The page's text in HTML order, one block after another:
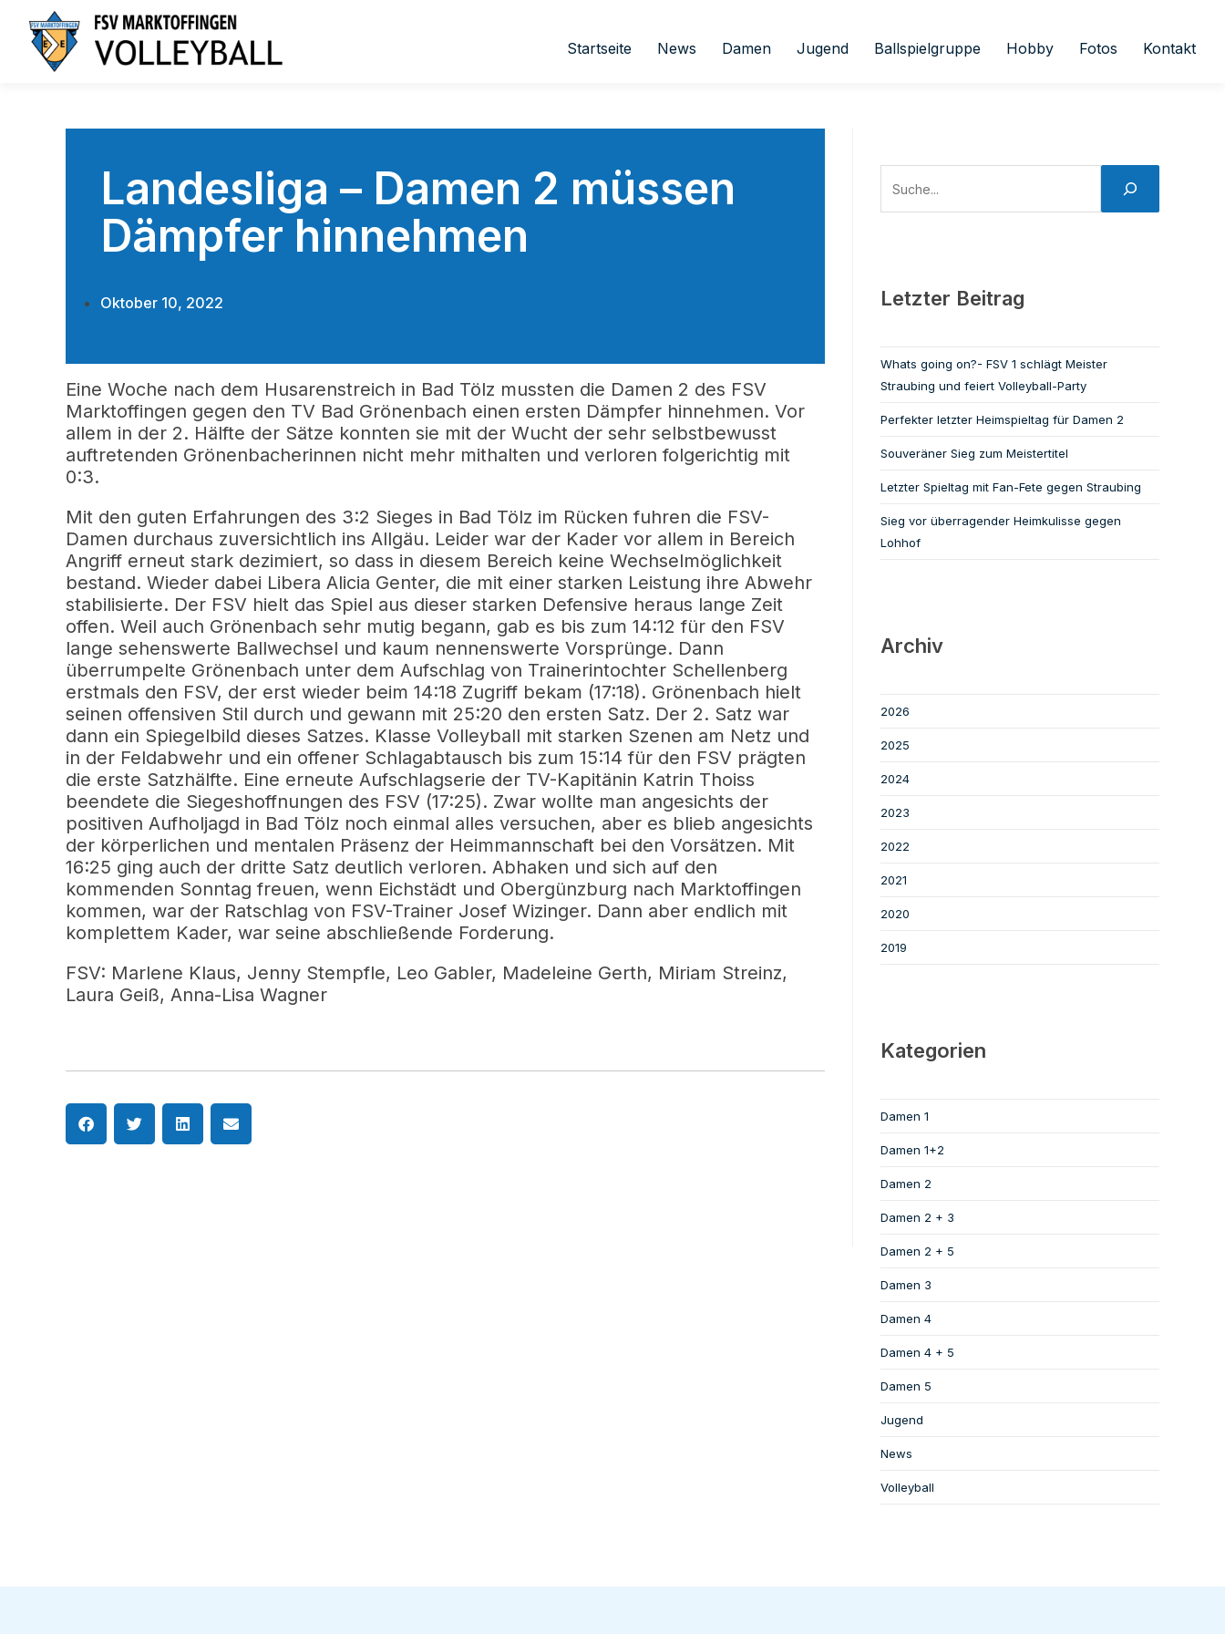
Startseite News Damen Jugend Ballspielgruppe Hobby Fotos Kontakt
Landesliga – Damen 2 müssen
Dämpfer hinnehmen
Oktober 10, 2022
Eine Woche nach dem Husarenstreich in Bad Tölz mussten die Damen 2 des FSV
Marktoffingen gegen den TV Bad Grönenbach einen ersten Dämpfer hinnehmen. Vor
allem in der 2. Hälfte der Sätze konnten sie mit der Wucht der sehr selbstbewusst
auftretenden Grönenbacherinnen nicht mehr mithalten und verloren folgerichtig mit
0:3.
Mit den guten Erfahrungen des 3:2 Sieges in Bad Tölz im Rücken fuhren die FSV-
Damen durchaus zuversichtlich ins Allgäu. Leider war der Kader vor allem in Bereich
Angriff erneut stark dezimiert, so dass in diesem Bereich keine Wechselmöglichkeit
bestand. Wieder dabei Libera Alicia Genter, die mit einer starken Leistung ihre Abwehr
stabilisierte. Der FSV hielt das Spiel aus dieser starken Defensive heraus lange Zeit
offen. Weil auch Grönenbach sehr mutig begann, gab es bis zum 14:12 für den FSV
lange sehenswerte Ballwechsel und kaum nennenswerte Vorsprünge. Dann
überrumpelte Grönenbach unter dem Aufschlag von Trainerintochter Schellenberg
erstmals den FSV, der erst wieder beim 14:18 Zugriff bekam (17:18). Grönenbach hielt
seinen offensiven Stil durch und gewann mit 25:20 den ersten Satz. Der 2. Satz war
dann ein Spiegelbild dieses Satzes. Klasse Volleyball mit starken Szenen am Netz und
in der Feldabwehr und ein offener Schlagabtausch bis zum 15:14 für den FSV prägten
die erste Satzhälfte. Eine erneute Aufschlagserie der TV-Kapitänin Katrin Thoiss
beendete die Siegeshoffnungen des FSV (17:25). Zwar wollte man angesichts der
positiven Aufholjagd in Bad Tölz noch einmal alles versuchen, aber es blieb angesichts
der körperlichen und mentalen Präsenz der Heimmannschaft bei den Vorsätzen. Mit
16:25 ging auch der dritte Satz deutlich verloren. Abhaken und sich auf den
kommenden Sonntag freuen, wenn Eichstädt und Obergünzburg nach Marktoffingen
kommen, war der Ratschlag von FSV-Trainer Josef Wizinger. Dann aber endlich mit
komplettem Kader, war seine abschließende Forderung.
FSV: Marlene Klaus, Jenny Stempfle, Leo Gabler, Madeleine Gerth, Miriam Streinz,
Laura Geiß, Anna-Lisa Wagner
Letzter Beitrag
Whats going on?- FSV 1 schlägt Meister
Straubing und feiert Volleyball-Party
Perfekter letzter Heimspieltag für Damen 2
Souveräner Sieg zum Meistertitel
Letzter Spieltag mit Fan-Fete gegen Straubing
Sieg vor überragender Heimkulisse gegen
Lohhof
Archiv
2026
2025
2024
2023
2022
2021
2020
2019
Kategorien
Damen 1
Damen 1+2
Damen 2
Damen 2 + 3
Damen 2 + 5
Damen 3
Damen 4
Damen 4 + 5
Damen 5
Jugend
News
Volleyball